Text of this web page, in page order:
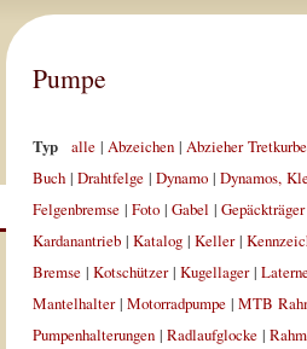
Pumpe
Typ alle| Abzeichen| Abzieher
Buch| Drahtfelge| Dynamo| Dynamos,
Felgenbremse| Foto| Gabel | Gepäckträger
Kardanantrieb| Katalog| Keller|
Bremse| Kotschützer| Kugellager|
Mantelhalter| Motorradpumpe| MTB
Pumpenhalterungen| Radlaufglocke|